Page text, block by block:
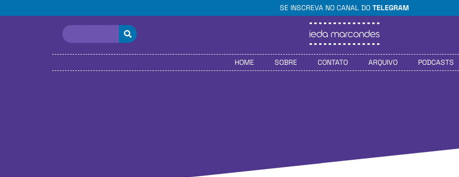
SE INSCREVA NO CANAL DO TELEGRAM
HOME SOBRE CONTATO ARQUIVO PODCASTS